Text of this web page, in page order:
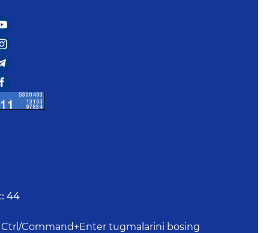
44
Command+Enter tugmalarini bosing